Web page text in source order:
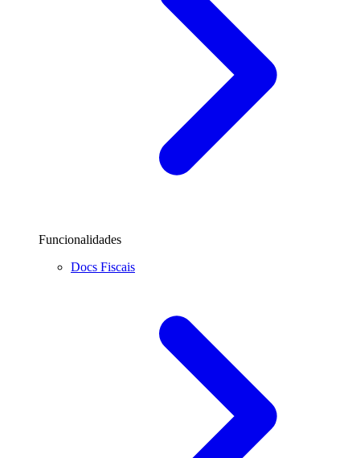
Funcionalidades
Docs Fiscais